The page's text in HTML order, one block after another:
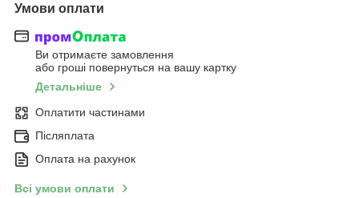
Умови оплати
Ви отримаєте замовлення
або гроші повернуться на вашу картку
Детальніше
Оплатити частинами
Післяплата
Оплата на рахунок
Всі умови оплати